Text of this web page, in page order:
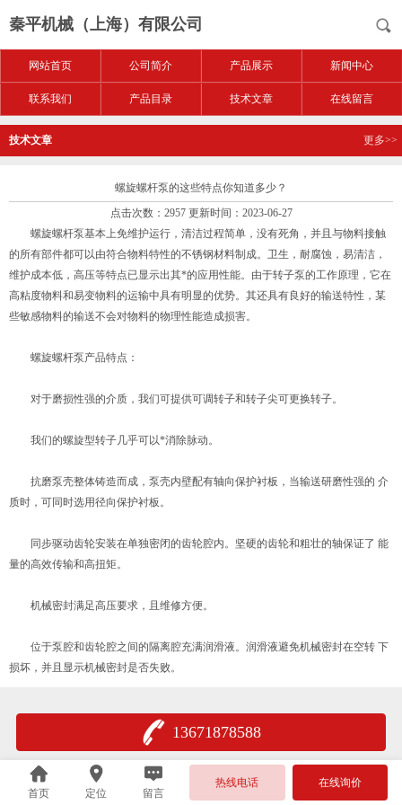
秦平机械（上海）有限公司
网站首页 公司简介 产品展示 新闻中心
联系我们 产品目录 技术文章 在线留言
技术文章 更多>>
螺旋螺杆泵的这些特点你知道多少？
点击次数：2957 更新时间：2023-06-27
螺旋螺杆泵基本上免维护运行，清洁过程简单，没有死角，并且与物料接触
的所有部件都可以由符合物料特性的不锈钢材料制成。卫生，耐腐蚀，易清洁，
维护成本低，高压等特点已显示出其*的应用性能。由于转子泵的工作原理，它在
高粘度物料和易变物料的运输中具有明显的优势。其还具有良好的输送特性，某
些敏感物料的输送不会对物料的物理性能造成损害。
螺旋螺杆泵产品特点：
对于磨损性强的介质，我们可提供可调转子和转子尖可更换转子。
我们的螺旋型转子几乎可以*消除脉动。
抗磨泵壳整体铸造而成，泵壳内壁配有轴向保护衬板，当输送研磨性强的 介
质时，可同时选用径向保护衬板。
同步驱动齿轮安装在单独密闭的齿轮腔内。坚硬的齿轮和粗壮的轴保证了 能
量的高效传输和高扭矩。
机械密封满足高压要求，且维修方便。
位于泵腔和齿轮腔之间的隔离腔充满润滑液。润滑液避免机械密封在空转 下
损坏，并且显示机械密封是否失败。
13671878588
首页 定位 留言
热线电话 在线询价